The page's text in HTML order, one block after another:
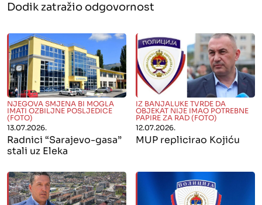
Dodik zatražio odgovornost
" alt="">
NJEGOVA SMJENA BI MOGLA
IMATI OZBILJNE POSLJEDICE
(FOTO)
13.07.2026.
Radnici “Sarajevo-gasa”
stali uz Eleka
" alt="">
IZ BANJALUKE TVRDE DA
OBJEKAT NIJE IMAO POTREBNE
PAPIRE ZA RAD (FOTO)
12.07.2026.
MUP replicirao Kojiću